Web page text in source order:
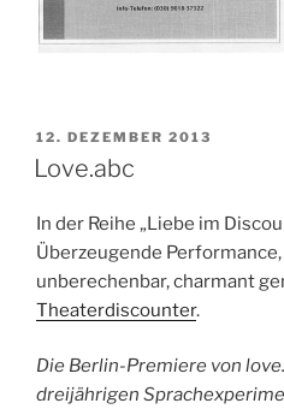
VERÖFFENTLICHT
AM
12. DEZEMBER 2013
Love.abc
In der Reihe „Liebe im
Überzeugende
unberechenbar, charmant
Theaterdiscounter.
Die Berlin-Premiere von
dreijährigen